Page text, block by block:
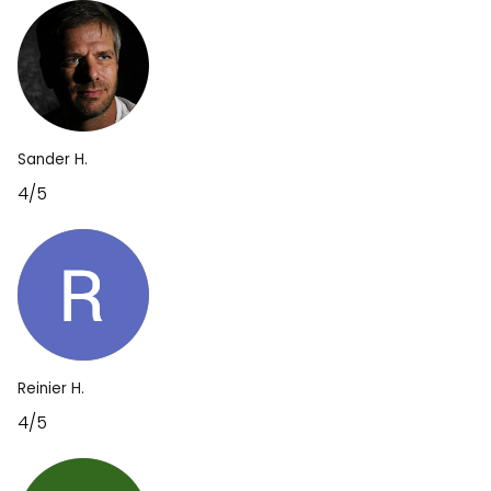
Sander H.
4/5
Reinier H.
4/5